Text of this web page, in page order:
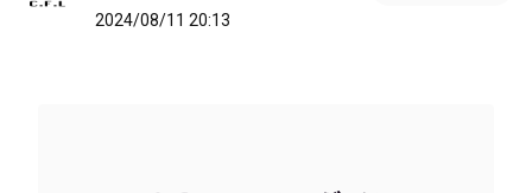
2024/08/11 20:13